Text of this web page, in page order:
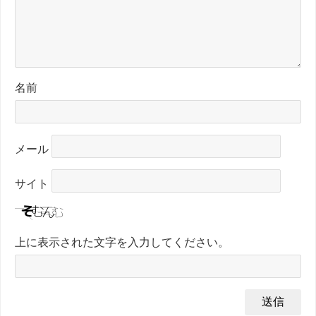
名前
メール
サイト
上に表示された文字を入力してください。